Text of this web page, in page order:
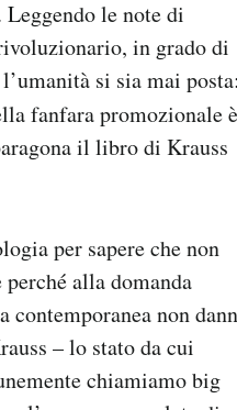
le note di
in grado di
si sia mai posta:
fanfara promozionale è
il libro di Krauss
per sapere che non
alla domanda
contemporanea non
– lo stato da cui
chiamiamo big